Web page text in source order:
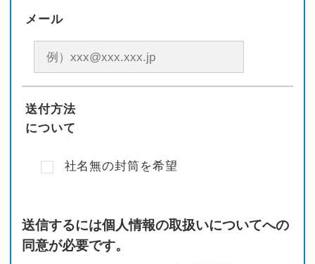
メール
送付方法
について
社名無の封筒を希望
送信するには個人情報の取扱いについてへの
同意が必要です。